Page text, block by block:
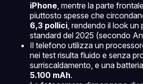
iPhone , mentre la parte
piuttosto spesse che
6,3 pollici , rendendo il look
standard del 2025 (secondo
Il telefono utilizza un
nei test risulta fluido e senza
surriscaldamento, e una
5.100 mAh.